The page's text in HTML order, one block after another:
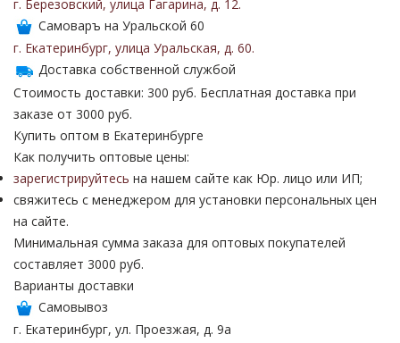
г. Березовский, улица Гагарина, д. 12.
Самоваръ на Уральской 60
г. Екатеринбург, улица Уральская, д. 60.
Доставка собственной службой
Стоимость доставки: 300 руб. Бесплатная доставка при
заказе от 3000 руб.
Купить оптом в Екатеринбурге
Как получить оптовые цены:
зарегистрируйтесь на нашем сайте как Юр. лицо или ИП;
свяжитесь с менеджером для установки персональных цен
на сайте.
Минимальная сумма заказа для оптовых покупателей
составляет 3000 руб.
Варианты доставки
Самовывоз
г. Екатеринбург, ул. Проезжая, д. 9а